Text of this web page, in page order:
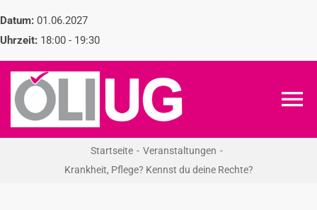
Datum: 01.06.2027
Uhrzeit: 18:00 - 19:30
Startseite
Veranstaltungen
Krankheit, Pflege? Kennst du deine Rechte?